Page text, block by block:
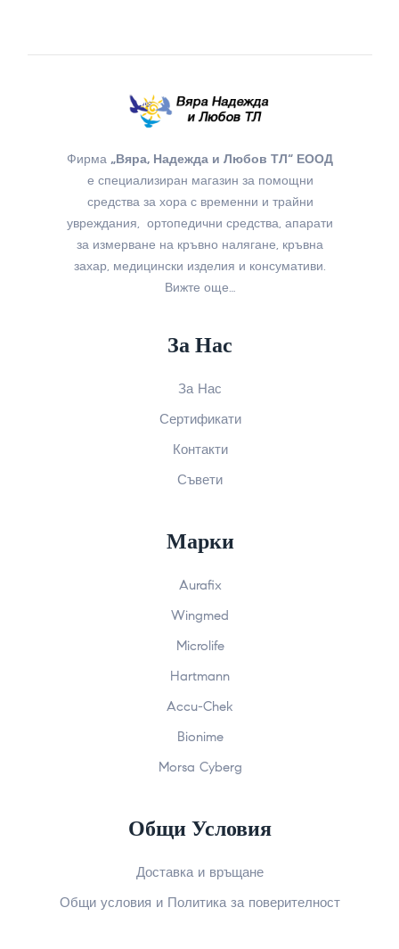
Фирма „Вяра, Надежда и Любов ТЛ“ ЕООД
е специализиран магазин за помощни
средства за хора с временни и трайни
увреждания, ортопедични средства, апарати
за измерване на кръвно налягане, кръвна
захар, медицински изделия и консумативи.
Вижте още…
За Нас
За Нас
Сертификати
Контакти
Съвети
Марки
Aurafix
Wingmed
Microlife
Hartmann
Accu-Chek
Bionime
Morsa Cyberg
Общи Условия
Доставка и връщане
Общи условия и Политика за поверителност